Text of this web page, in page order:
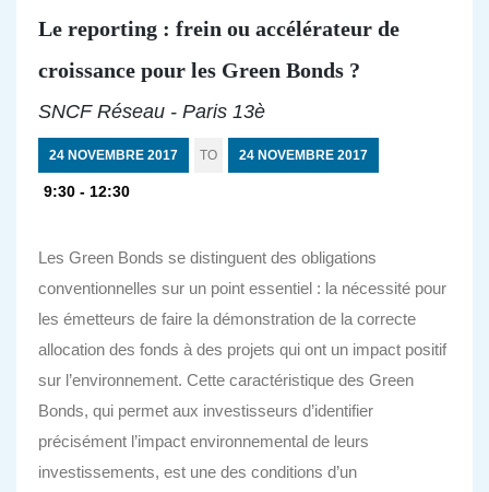
Le reporting : frein ou accélérateur de
croissance pour les Green Bonds ?
SNCF Réseau - Paris 13è
24 NOVEMBRE 2017 TO 24 NOVEMBRE 2017
9:30 - 12:30
Les Green Bonds se distinguent des obligations
conventionnelles sur un point essentiel : la nécessité pour
les émetteurs de faire la démonstration de la correcte
allocation des fonds à des projets qui ont un impact positif
sur l’environnement. Cette caractéristique des Green
Bonds, qui permet aux investisseurs d’identifier
précisément l’impact environnemental de leurs
investissements, est une des conditions d’un